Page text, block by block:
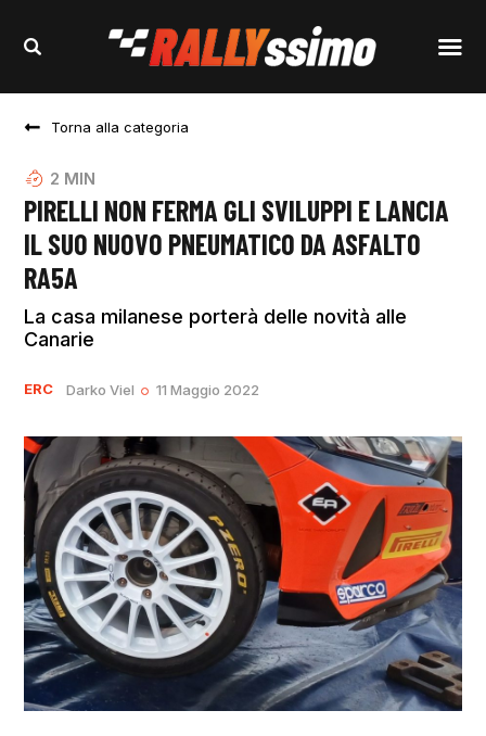
Torna alla categoria
2 MIN
PIRELLI NON FERMA GLI SVILUPPI E LANCIA
IL SUO NUOVO PNEUMATICO DA ASFALTO
RA5A
La casa milanese porterà delle novità alle
Canarie
ERC Darko Viel 11 Maggio 2022